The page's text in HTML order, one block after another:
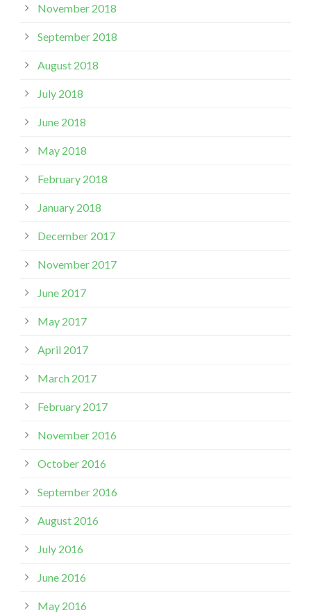
November 2018
September 2018
August 2018
July 2018
June 2018
May 2018
February 2018
January 2018
December 2017
November 2017
June 2017
May 2017
April 2017
March 2017
February 2017
November 2016
October 2016
September 2016
August 2016
July 2016
June 2016
May 2016